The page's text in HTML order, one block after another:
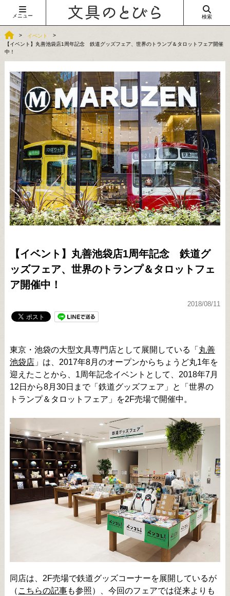
メニュー 検索
イベント
【イベント】丸善池袋店1周年記念 鉄道グッズフェア、世界のトランプ＆タロットフェア開催
中！
【イベント】丸善池袋店1周年記念 鉄道グ
ッズフェア、世界のトランプ＆タロットフェ
ア開催中！
2018/08/11
東京・池袋の大型文具専門店として展開している「 丸善
池袋店」は、2017年8月のオープンからちょうど丸1年を
迎えたことから、1周年記念イベントとして、2018年7月
12日から8月30日まで「鉄道グッズフェア」と「世界の
トランプ＆タロットフェア」を2F売場で開催中。
同店は、2F売場で鉄道グッズコーナーを展開しているが
（ こちらの記事も参照）、今回のフェアでは従来よりも